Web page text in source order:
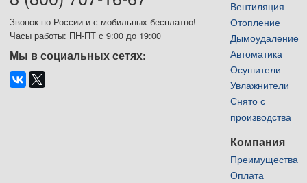
Звонок по России и с мобильных бесплатно!
Часы работы: ПН-ПТ с 9:00 до 19:00
Мы в социальных сетях:
Вентиляция
Отопление
Дымоудаление
Автоматика
Осушители
Увлажнители
Снято с
производства
Компания
Преимущества
Оплата